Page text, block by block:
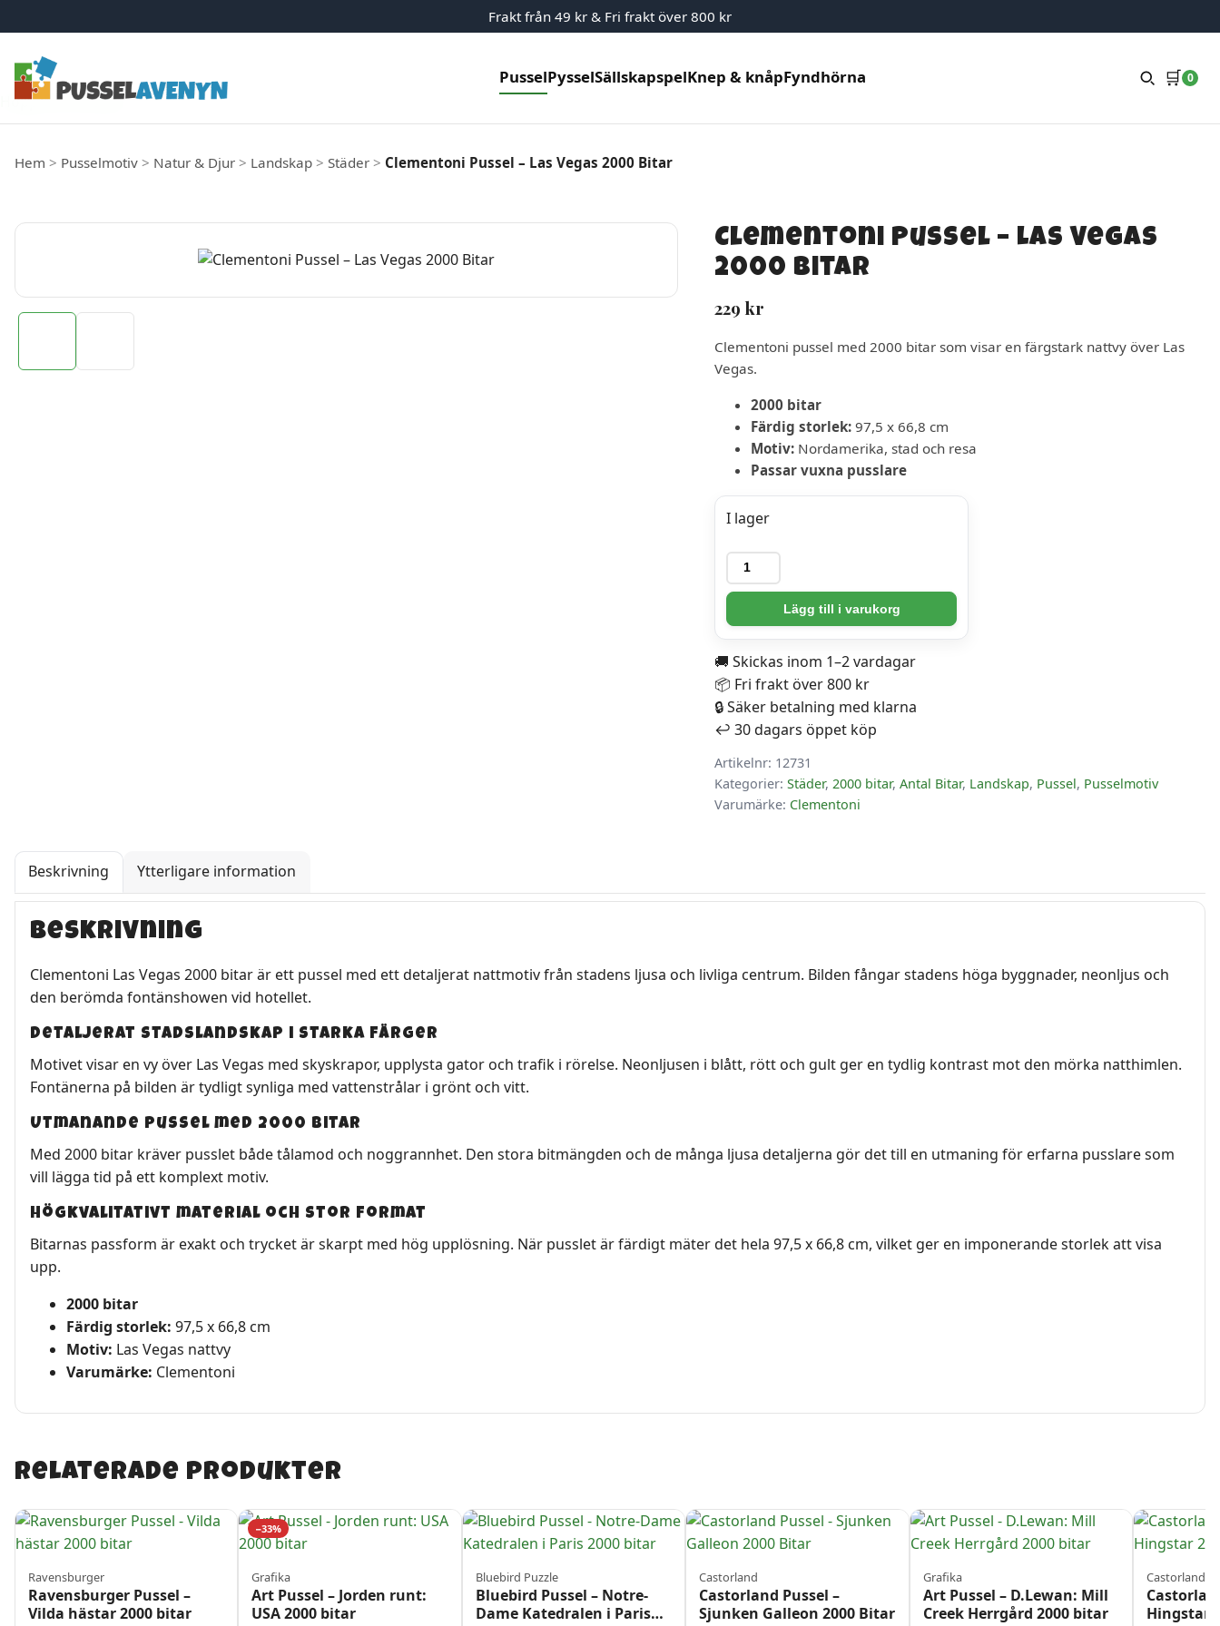
Hoppa till innehåll
Frakt från 49 kr & Fri frakt över 800 kr
PusselPysselSällskapspelKnep & knåpFyndhörna 🛒 0
Hem > Pusselmotiv > Natur & Djur > Landskap > Städer > Clementoni Pussel – Las Vegas 2000 Bitar
Clementoni Pussel – Las Vegas
2000 Bitar
229 kr
Clementoni pussel med 2000 bitar som visar en färgstark nattvy över Las
Vegas.
2000 bitar
Färdig storlek: 97,5 x 66,8 cm
Motiv: Nordamerika, stad och resa
Passar vuxna pusslare
I lager
Clementoni
Pussel
Las
Vegas
2000
Bitar
mängd
Lägg till i varukorg
🚚 Skickas inom 1–2 vardagar
📦 Fri frakt över 800 kr
🔒 Säker betalning med klarna
↩️ 30 dagars öppet köp
Artikelnr: 12731
Kategorier:Städer, 2000 bitar,Antal Bitar, Landskap, Pussel, Pusselmotiv
Varumärke: Clementoni
Beskrivning Ytterligare information
Beskrivning
Clementoni Las Vegas 2000 bitar är ett pussel med ett detaljerat nattmotiv från stadens ljusa och livliga centrum. Bilden fångar stadens höga byggnader, neonljus och
den berömda fontänshowen vid hotellet.
Detaljerat stadslandskap i starka färger
Motivet visar en vy över Las Vegas med skyskrapor, upplysta gator och trafik i rörelse. Neonljusen i blått, rött och gult ger en tydlig kontrast mot den mörka natthimlen.
Fontänerna på bilden är tydligt synliga med vattenstrålar i grönt och vitt.
Utmanande pussel med 2000 bitar
Med 2000 bitar kräver pusslet både tålamod och noggrannhet. Den stora bitmängden och de många ljusa detaljerna gör det till en utmaning för erfarna pusslare som
vill lägga tid på ett komplext motiv.
Högkvalitativt material och stor format
Bitarnas passform är exakt och trycket är skarpt med hög upplösning. När pusslet är färdigt mäter det hela 97,5 x 66,8 cm, vilket ger en imponerande storlek att visa
upp.
2000 bitar
Färdig storlek: 97,5 x 66,8 cm
Motiv: Las Vegas nattvy
Varumärke: Clementoni
Relaterade produkter
Ravensburger
Ravensburger Pussel –
Vilda hästar 2000 bitar
−33%
Grafika
Art Pussel – Jorden runt:
USA 2000 bitar
Bluebird Puzzle
Bluebird Pussel – Notre-
Dame Katedralen i Paris
Castorland
Castorland Pussel –
Sjunken Galleon 2000 Bitar
Grafika
Art Pussel – D.Lewan: Mill
Creek Herrgård 2000 bitar
Castorland
Hingstar